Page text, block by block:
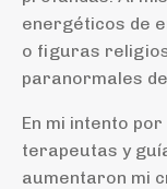
energéticos de
o figuras
paranormales
En mi intento
terapeutas y
aumentaron mi